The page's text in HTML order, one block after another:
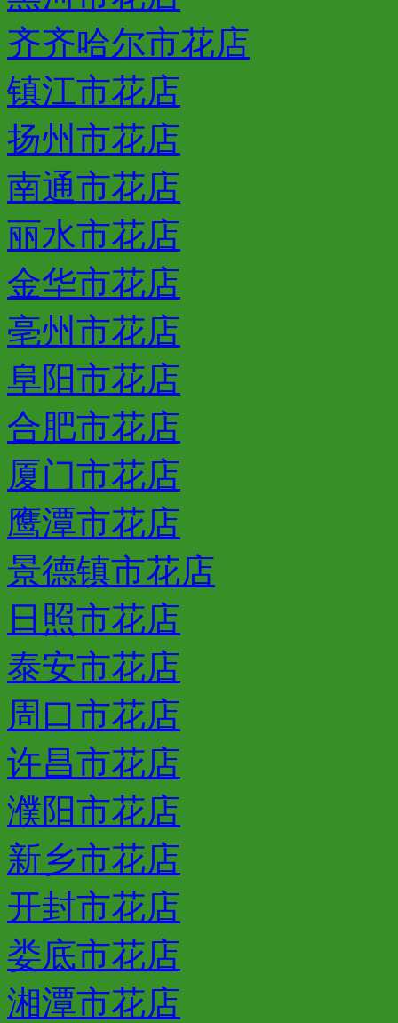
齐齐哈尔市花店
镇江市花店
扬州市花店
南通市花店
丽水市花店
金华市花店
亳州市花店
阜阳市花店
合肥市花店
厦门市花店
鹰潭市花店
景德镇市花店
日照市花店
泰安市花店
周口市花店
许昌市花店
濮阳市花店
新乡市花店
开封市花店
娄底市花店
湘潭市花店